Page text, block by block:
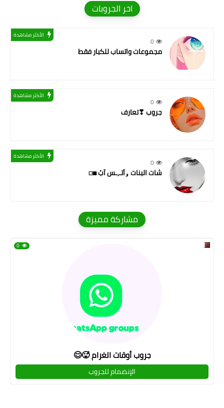
اخر الجروبات
0
الأكثر مشاهدة
مجموعات واتساب للكبار فقط
0
الأكثر مشاهدة
جروب ❣تعارف
0
الأكثر مشاهدة
شات البنات ۅآتـ,ـس آبْ ◼◻
مشاركة مميزة
جروب أوقات الغرام 🥵😊
0
الإنضمام للجروب